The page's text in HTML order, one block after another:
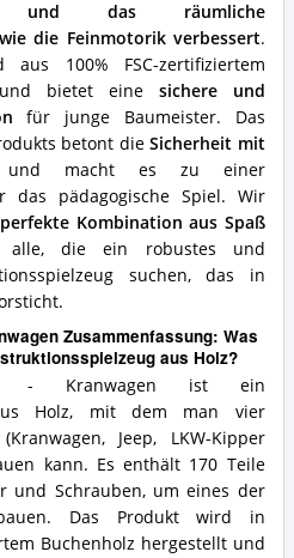
und das räumliche
die Feinmotorik verbessert.
100% FSC-zertifiziertem
und bietet eine sichere und
für junge Baumeister. Das
betont dieSicherheit mit
macht es zu einer
das pädagogische Spiel. Wir
perfekte Kombination aus Spaß
die ein robustes und
suchen, das in
Zusammenfassung: Was
aus Holz?
- Kranwagen ist ein
aus Holz, mit dem man vier
Jeep, LKW-Kipper
kann. Es enthält 170 Teile
und Schrauben, um eines der
Das Produkt wird in
Buchenholz hergestellt und